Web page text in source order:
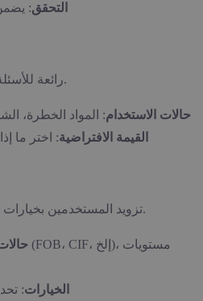
التحقق:
رائعة للأسئلة بنعم/لا أو العلامات المنطقية.
حالات الاستخدام: المواد الخطرة،
القيمة الافتراضية: اختر ما
تزويد المستخدمين بخيارات محددة مسبقًا لضمان الاتساق.
الخيارات: